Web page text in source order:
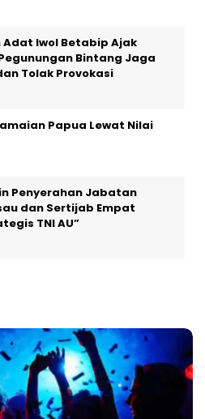
Adat Iwol Betabip Ajak
Bintang Jaga
Tolak Provokasi
Papua Lewat Nilai
Penyerahan Jabatan
dan Sertijab Empat
TNI AU”